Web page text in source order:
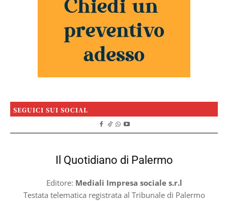
SEGUICI SUI SOCIAL
Il Quotidiano di Palermo
Editore: Mediali Impresa sociale s.r.l
Testata telematica registrata al Tribunale di Palermo